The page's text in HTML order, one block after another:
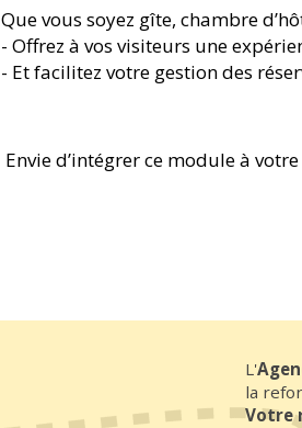
Que vous soyez gîte, chambre
- Offrez à vos visiteurs une
- Et facilitez votre gestion des
Envie d’intégrer ce module à
L'
la
Votre